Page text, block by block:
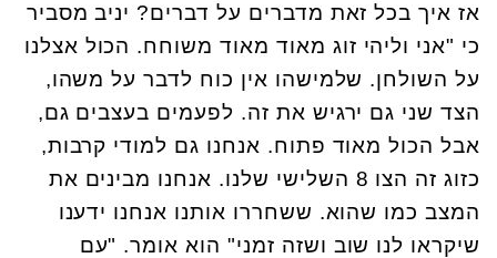
אז איך בכל זאת מדברים על דברים? יניב מסביר
כי "אני וליהי זוג מאוד מאוד משוחח. הכול אצלנו
על השולחן. שלמישהו אין כוח לדבר על משהו,
הצד שני גם ירגיש את זה. לפעמים בעצבים גם,
אבל הכול מאוד פתוח. אנחנו גם למודי קרבות,
כזוג זה הצו 8 השלישי שלנו. אנחנו מבינים את
המצב כמו שהוא. ששחררו אותנו אנחנו ידענו
שיקראו לנו שוב ושזה זמני" הוא אומר. "עם